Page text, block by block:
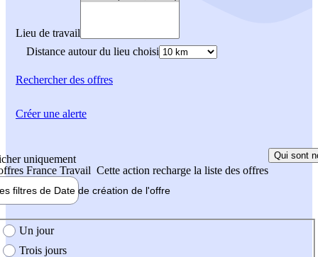
Lieu de travail
Distance autour du lieu choisi
Rechercherdes offres
uniquement
France Travail Cette action recharge la liste des offres
Qui sont
filtres de Date de création de l'offre
création de l'offre
Un jour
Trois jours
Créer une alerte